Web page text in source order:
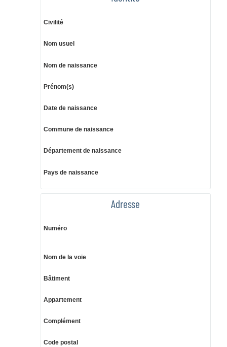
Civilité
Nom usuel
Nom de naissance
Prénom(s)
Date de naissance
Commune de naissance
Département de naissance
Pays de naissance
Adresse
Numéro
Nom de la voie
Bâtiment
Appartement
Complément
Code postal